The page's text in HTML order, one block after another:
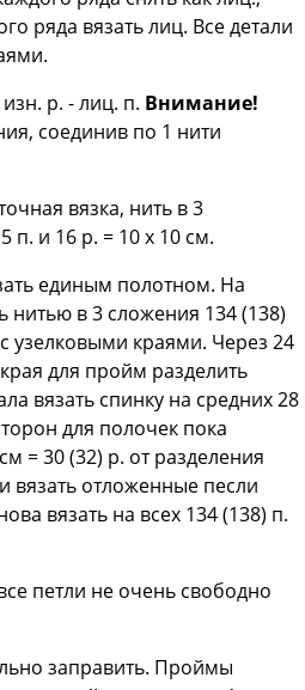
ряда вязать лиц. Все детали
р. - лиц. п. Внимание!
соединив по 1 нити
вязка, нить в 3
и 16 р. = 10 х 10 см.
единым полотном. На
нитью в 3 сложения 134 (138)
узелковыми краями. Через 24
для пройм разделить
вязать спинку на средних 28
для полочек пока
= 30 (32) р. от разделения
вязать отложенные песли
вязать на всех 134 (138) п.
петли не очень свободно
заправить. Проймы